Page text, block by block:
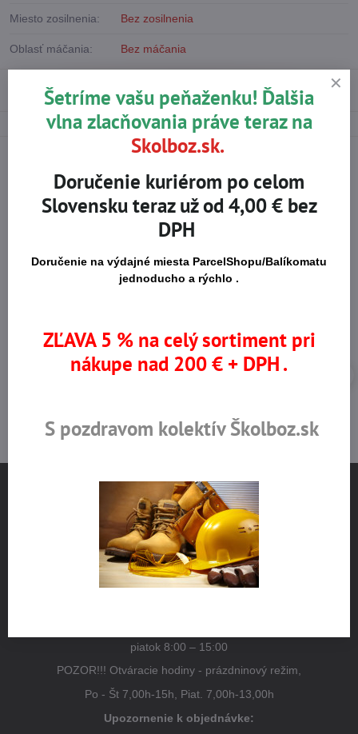
Miesto zosilnenia: Bez zosilnenia
Oblasť máčania: Bez máčania
Použité materiály
Na trhu od r​. 2008 Certifikované výrobky
Skladom viac ako 36 tisíc
produktov
Výhodné ceny
NÁJDETE NÁS
Pestovateľská 1
821 04 Bratislava
piatok 8:00 – 15:00
POZOR!!! Otváracie hodiny - prázdninový režim,
Po - Št 7,00h-15h, Piat. 7,00h-13,00h
Upozornenie k objednávke:
Šetríme vašu peňaženku! Ďalšia
vlna zlacňovania práve teraz na
Skolboz.sk.
Doručenie kuriérom po celom
Slovensku teraz už od 4,00 € bez
DPH
Doručenie na výdajné miesta ParcelShopu/Balíkomatu
jednoducho a rýchlo .
ZĽAVA 5 % na celý sortiment pri
nákupe nad 200 € + DPH .
S pozdravom kolektív Školboz.sk